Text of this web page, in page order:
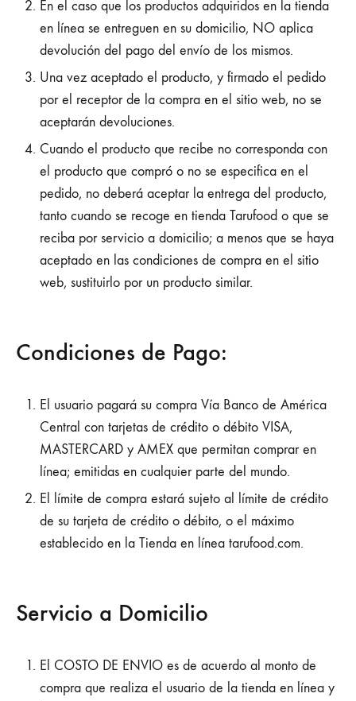
En el caso que los productos adquiridos en la tienda
en línea se entreguen en su domicilio, NO aplica
devolución del pago del envío de los mismos.
Una vez aceptado el producto, y firmado el pedido
por el receptor de la compra en el sitio web, no se
aceptarán devoluciones.
Cuando el producto que recibe no corresponda con
el producto que compró o no se especifica en el
pedido, no deberá aceptar la entrega del producto,
tanto cuando se recoge en tienda Tarufood o que se
reciba por servicio a domicilio; a menos que se haya
aceptado en las condiciones de compra en el sitio
web, sustituirlo por un producto similar.
Condiciones de Pago:
El usuario pagará su compra Vía Banco de América
Central con tarjetas de crédito o débito VISA,
MASTERCARD y AMEX que permitan comprar en
línea; emitidas en cualquier parte del mundo.
El límite de compra estará sujeto al límite de crédito
de su tarjeta de crédito o débito, o el máximo
establecido en la Tienda en línea tarufood.com.
Servicio a Domicilio
El COSTO DE ENVIO es de acuerdo al monto de
compra que realiza el usuario de la tienda en línea y